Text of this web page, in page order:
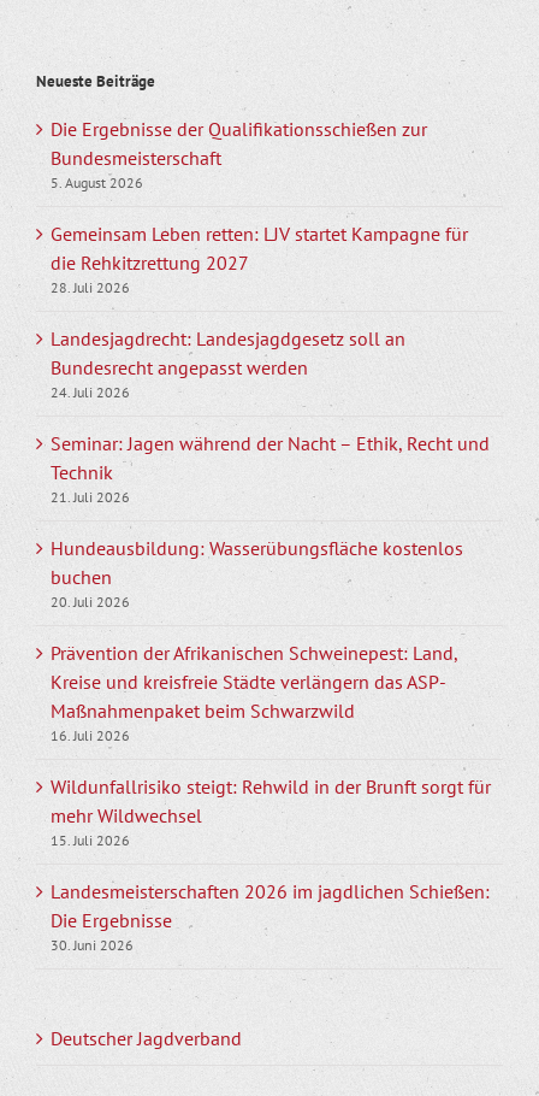
Neueste Beiträge
Die Ergebnisse der Qualifikationsschießen zur
Bundesmeisterschaft
5. August 2026
Gemeinsam Leben retten: LJV startet Kampagne für
die Rehkitzrettung 2027
28. Juli 2026
Landesjagdrecht: Landesjagdgesetz soll an
Bundesrecht angepasst werden
24. Juli 2026
Seminar: Jagen während der Nacht – Ethik, Recht und
Technik
21. Juli 2026
Hundeausbildung: Wasserübungsfläche kostenlos
buchen
20. Juli 2026
Prävention der Afrikanischen Schweinepest: Land,
Kreise und kreisfreie Städte verlängern das ASP-
Maßnahmenpaket beim Schwarzwild
16. Juli 2026
Wildunfallrisiko steigt: Rehwild in der Brunft sorgt für
mehr Wildwechsel
15. Juli 2026
Landesmeisterschaften 2026 im jagdlichen Schießen:
Die Ergebnisse
30. Juni 2026
Deutscher Jagdverband